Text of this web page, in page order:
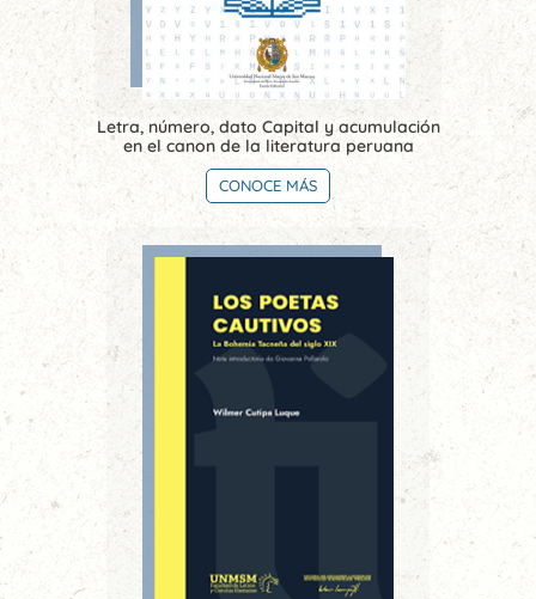
Letra, número, dato Capital y acumulación
en el canon de la literatura peruana
CONOCE MÁS